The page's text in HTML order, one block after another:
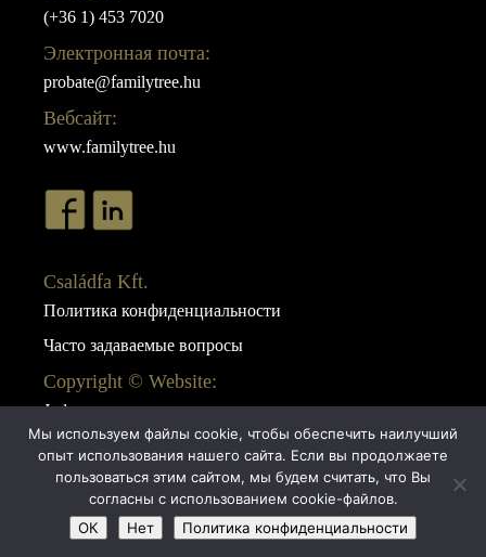
(+36 1) 453 7020
Электронная почта:
probate@familytree.hu
Вебсайт:
www.familytree.hu
Családfa Kft.
Политика конфиденциальности
Часто задаваемые вопросы
Copyright © Website:
Juda
Webdesign:
AB Design
Мы используем файлы cookie, чтобы обеспечить наилучший
опыт использования нашего сайта. Если вы продолжаете
пользоваться этим сайтом, мы будем считать, что Вы
согласны с использованием cookie-файлов.
ОК
Нет Политика конфиденциальности